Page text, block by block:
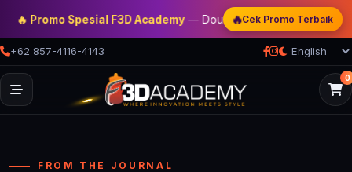
Spesial F3D Academy— Double Discount | Bonus
🔥Cek Promo Terbaik
+62 857-4116-4143
0
FROM THE JOURNAL